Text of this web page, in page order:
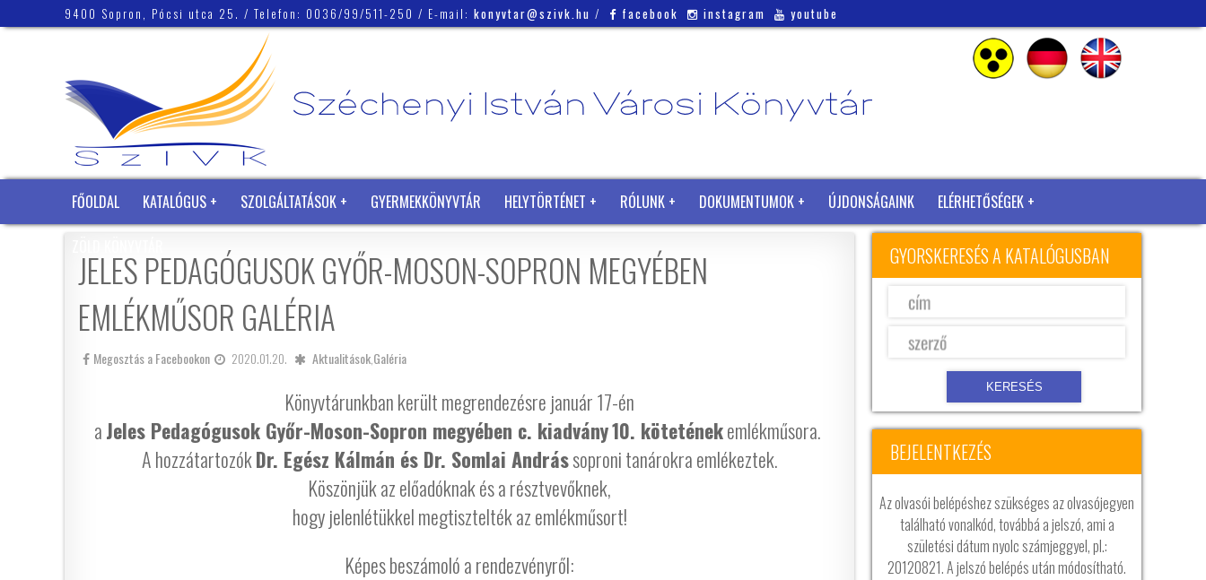
9400 Sopron, Pócsi utca 25. / Telefon: 0036/99/511-250 / E-mail: konyvtar@szivk.hu / facebook instagram youtube
FŐOLDAL KATALÓGUS SZOLGÁLTATÁSOK GYERMEKKÖNYVTÁR HELYTÖRTÉNET RÓLUNK DOKUMENTUMOK ÚJDONSÁGAINK ELÉRHETŐSÉGEK
JELES PEDAGÓGUSOK GYŐR-MOSON-SOPRON MEGYÉBEN
EMLÉKMŰSOR GALÉRIA
Megosztás a Facebookon 2020.01.20. AktualitásokGaléria
Könyvtárunkban került megrendezésre január 17-én
aJeles Pedagógusok Győr-Moson-Sopron megyében c. kiadvány10. köteténekemlékműsora.
A hozzátartozókDr. Egész Kálmán és Dr. Somlai Andrássoproni tanárokra emlékeztek.
Köszönjük az előadóknak és a résztvevőknek,
hogy jelenlétükkel megtisztelték az emlékműsort!
Képes beszámoló a rendezvényről:
GYORSKERESÉS A KATALÓGUSBAN
BEJELENTKEZÉS
Az olvasói belépéshez szükséges az olvasójegyen
található vonalkód, továbbá a jelszó, ami a
születési dátum nyolc számjeggyel, pl.:
20120821. A jelszó belépés után módosítható.